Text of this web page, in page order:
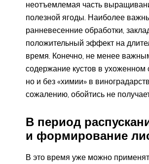
неотъемлемая часть
полезной ягоды. Наиболее
ранневесенние обработки,
положительный эффект на
время. Конечно, не менее
содержание кустов в ухоженном
но и без «химии» в
сожалению, обойтись не
В период
и формирование
В это время уже можно